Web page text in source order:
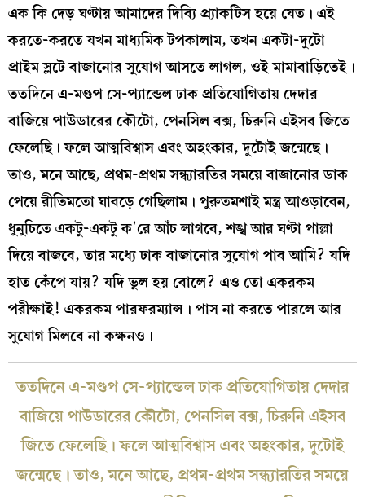
এক কি দেড় ঘণ্টায় আমাদের দিব্যি প্র্যাকটিস হয়ে যেত। এই
করতে-করতে যখন মাধ্যমিক টপকালাম, তখন একটা-দুটো
প্রাইম স্লটে বাজানোর সুযোগ আসতে লাগল, ওই মামাবাড়িতেই।
ততদিনে এ-মণ্ডপ সে-প্যান্ডেল ঢাক প্রতিযোগিতায় দেদার
বাজিয়ে পাউডারের কৌটো, পেনসিল বক্স, চিরুনি এইসব জিতে
ফেলেছি। ফলে আত্মবিশ্বাস এবং অহংকার, দুটোই জন্মেছে।
তাও, মনে আছে, প্রথম-প্রথম সন্ধ্যারতির সময়ে বাজানোর ডাক
পেয়ে রীতিমতো ঘাবড়ে গেছিলাম। পুরুতমশাই মন্ত্র আওড়াবেন,
ধুনুচিতে একটু-একটু ক’রে আঁচ লাগবে, শঙ্খ আর ঘণ্টা পাল্লা
দিয়ে বাজবে, তার মধ্যে ঢাক বাজানোর সুযোগ পাব আমি? যদি
হাত কেঁপে যায়? যদি ভুল হয় বোলে? এও তো একরকম
পরীক্ষাই! একরকম পারফরম্যান্স। পাস না করতে পারলে আর
সুযোগ মিলবে না কক্ষনও।
ততদিনে এ-মণ্ডপ সে-প্যান্ডেল ঢাক প্রতিযোগিতায় দেদার
বাজিয়ে পাউডারের কৌটো, পেনসিল বক্স, চিরুনি এইসব
জিতে ফেলেছি। ফলে আত্মবিশ্বাস এবং অহংকার, দুটোই
জন্মেছে। তাও, মনে আছে, প্রথম-প্রথম সন্ধ্যারতির সময়ে